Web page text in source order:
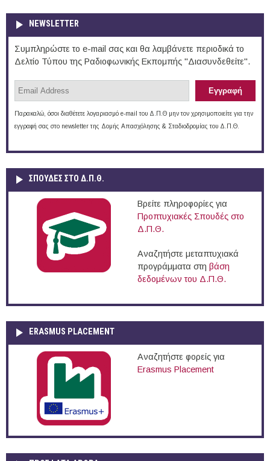
NEWSLETTER
Συμπληρώστε το e-mail σας και θα λαμβάνετε περιοδικά το
Δελτίο Τύπου της Ραδιοφωνικής Εκπομπής "Διασυνδεθείτε".
Παρακαλώ, όσοι διαθέτετε λογαριασμό e-mail του Δ.Π.Θ μην τον χρησιμοποιείτε για την
εγγραφή σας στο newsletter της Δομής Απασχόλησης & Σταδιοδρομίας του Δ.Π.Θ.
ΣΠΟΥΔΈΣ ΣΤΟ Δ.Π.Θ.
Βρείτε πληροφορίες για
Προπτυχιακές Σπουδές στο
Δ.Π.Θ.
Αναζητήστε μεταπτυχιακά
προγράμματα στη βάση
δεδομένων του Δ.Π.Θ.
ERASMUS PLACEMENT
Αναζητήστε φορείς για
Erasmus Placement